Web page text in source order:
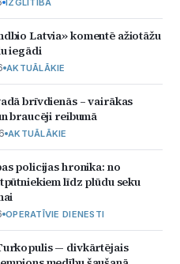
IZGLĪTĪBA
Latvia» komentē ažiotāžu
iegādi
AKTUĀLĀKIE
brīvdienās – vairākas
braucēji reibumā
AKTUĀLĀKIE
policijas hronika: no
līdz plūdu seku
OPERATĪVIE DIENESTI
— divkārtējais